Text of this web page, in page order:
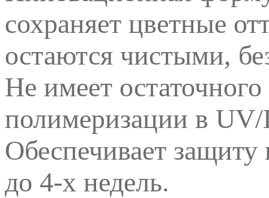
сохраняет цветные
остаются чистыми,
Не имеет
полимеризации в
Обеспечивает
до 4-х недель.